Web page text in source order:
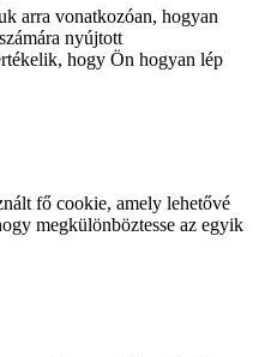
arra vonatkozóan, hogyan
nyújtott
hogy Ön hogyan lép
fő cookie, amely lehetővé
megkülönböztesse az egyik